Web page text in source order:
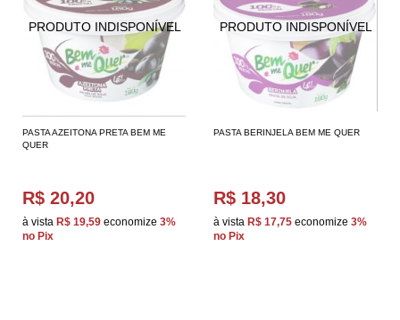
PASTA AZEITONA PRETA BEM ME
QUER
R$ 20,20
à vista R$ 19,59 economize 3%
no Pix
PASTA BERINJELA BEM ME QUER
R$ 18,30
à vista R$ 17,75 economize 3%
no Pix